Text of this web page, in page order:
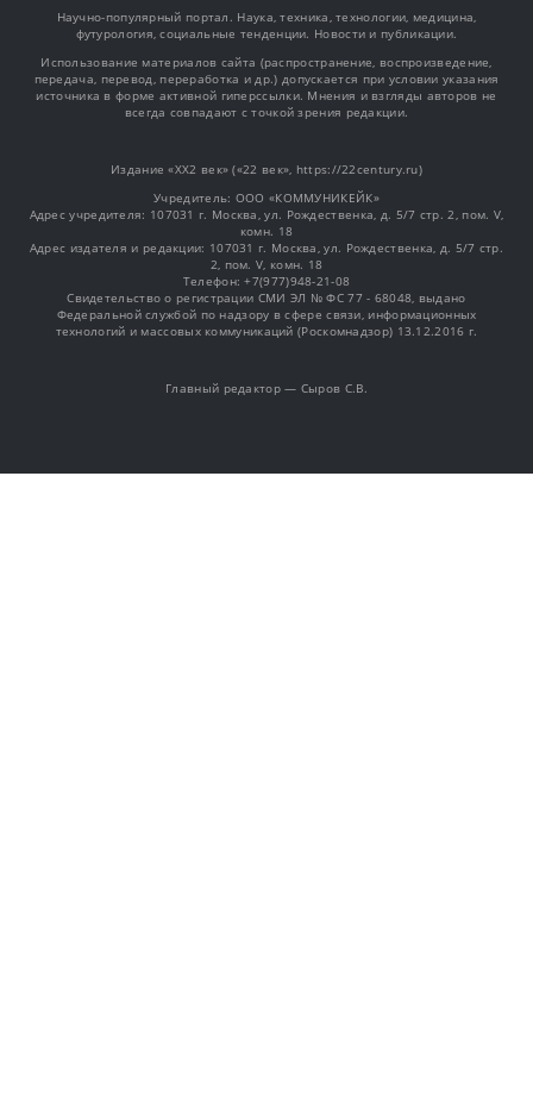
Научно-популярный портал. Наука, техника, технологии, медицина,
футурология, социальные тенденции. Новости и публикации.
Использование материалов сайта (распространение, воспроизведение,
передача, перевод, переработка и др.) допускается при условии указания
источника в форме активной гиперссылки. Мнения и взгляды авторов не
всегда совпадают с точкой зрения редакции.
Издание «XX2 век» («22 век», https://22century.ru)
Учредитель: OOO «КОММУНИКЕЙК»
Адрес учредителя: 107031 г. Москва, ул. Рождественка, д. 5/7 стр. 2, пом. V,
комн. 18
Адрес издателя и редакции: 107031 г. Москва, ул. Рождественка, д. 5/7 стр.
2, пом. V, комн. 18
Телефон: +7(977)948-21-08
Свидетельство о регистрации СМИ ЭЛ № ФС 77 - 68048, выдано
Федеральной службой по надзору в сфере связи, информационных
технологий и массовых коммуникаций (Роскомнадзор) 13.12.2016 г.
Главный редактор — Сыров С.В.